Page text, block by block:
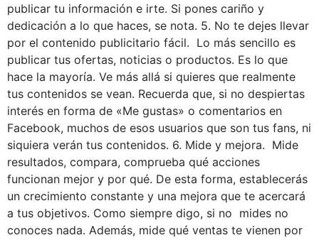
publicar tu información e irte. Si pones cariño y
dedicación a lo que haces, se nota. 5. No te dejes llevar
por el contenido publicitario fácil. Lo más sencillo es
publicar tus ofertas, noticias o productos. Es lo que
hace la mayoría. Ve más allá si quieres que realmente
tus contenidos se vean. Recuerda que, si no despiertas
interés en forma de «Me gustas» o comentarios en
Facebook, muchos de esos usuarios que son tus fans, ni
siquiera verán tus contenidos. 6. Mide y mejora. Mide
resultados, compara, comprueba qué acciones
funcionan mejor y por qué. De esta forma, establecerás
un crecimiento constante y una mejora que te acercará
a tus objetivos. Como siempre digo, si no mides no
conoces nada. Además, mide qué ventas te vienen por